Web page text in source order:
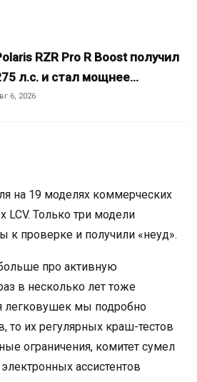
RZR Pro R Boost получил
л.с. и стал мощнее…
6, 2026
на 19 моделях коммерческих
Только три модели
к проверке и получили «неуд».
больше про активную
в несколько лет тоже
легковушек мы подробно
то их регулярных краш-тестов
ограничения, комитет сумел
ассистентов